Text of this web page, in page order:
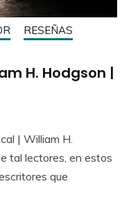
RESEÑAS
H. Hodgson |
| William H.
tal lectores, en estos
que